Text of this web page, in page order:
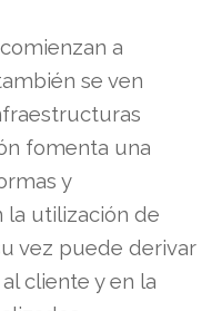
a
se ven
fomenta una
y
la utilización de
vez puede derivar
cliente y en la